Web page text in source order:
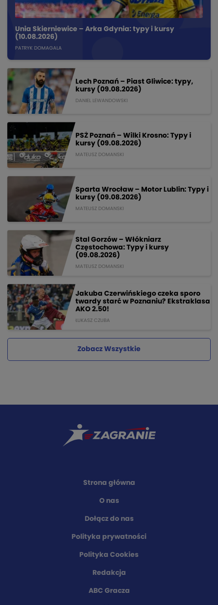
Unia Skierniewice – Arka Gdynia: typy i kursy
(10.08.2026)
PATRYK DOMAGALA
Lech Poznań – Piast Gliwice: typy,
kursy (09.08.2026)
DANIEL LEWANDOWSKI
PSŻ Poznań – Wilki Krosno: Typy i
kursy (09.08.2026)
MATEUSZ DOMANSKI
Sparta Wrocław – Motor Lublin: Typy i
kursy (09.08.2026)
MATEUSZ DOMANSKI
Stal Gorzów – Włókniarz
Częstochowa: Typy i kursy
(09.08.2026)
MATEUSZ DOMANSKI
Jakuba Czerwińskiego czeka sporo
twardy starć w Poznaniu? Ekstraklasa
AKO 2.50!
ŁUKASZ CZUBA
Zobacz Wszystkie
Strona główna
O nas
Dołącz do nas
Polityka prywatności
Polityka Cookies
Redakcja
ABC Gracza